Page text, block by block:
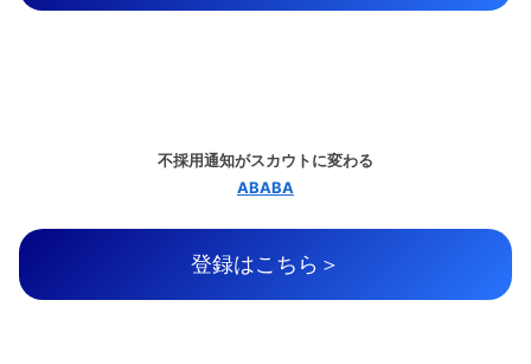
不採用通知がスカウトに変わる
ABABA
登録はこちら＞